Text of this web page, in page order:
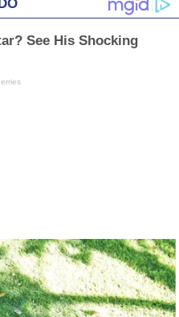
See His Shocking